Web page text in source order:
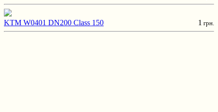
KTM W0401 DN200 Class 150 1 грн.